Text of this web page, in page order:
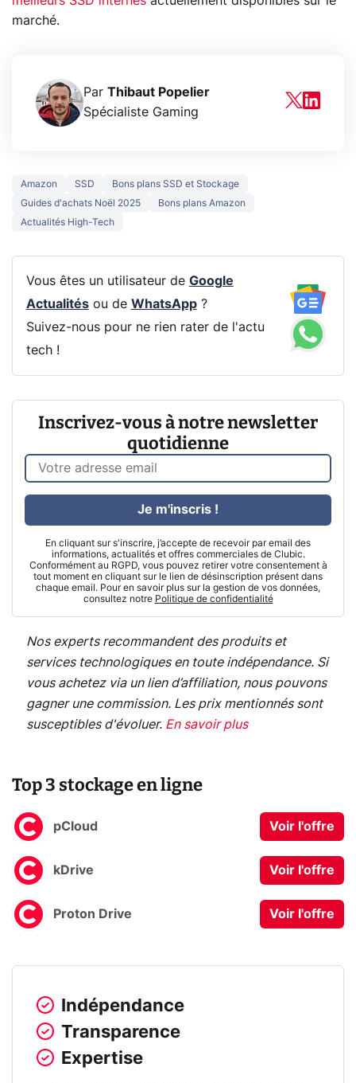
marché.
Par Thibaut Popelier
Spécialiste Gaming
Amazon SSD
Bons plans SSD et Stockage
Guides d'achats Noël 2025
Bons plans Amazon
Actualités High-Tech
Vous êtes un utilisateur de Google
Actualitésou de WhatsApp?
Suivez-nous pour ne rien rater de l'actu
tech !
Inscrivez-vous à notre newsletter
quotidienne
En cliquant sur s'inscrire, j’accepte de recevoir par email des
informations, actualités et offres commerciales de Clubic.
Conformément au RGPD, vous pouvez retirer votre consentement à
tout moment en cliquant sur le lien de désinscription présent dans
chaque email. Pour en savoir plus sur la gestion de vos données,
consultez notre Politique de confidentialité
Je m'inscris !
Nos experts recommandent des produits et
services technologiques en toute indépendance. Si
vous achetez via un lien d’affiliation, nous pouvons
gagner une commission. Les prix mentionnés sont
susceptibles d'évoluer. En savoir plus
Top 3 stockage en ligne
pCloud Voir l'offre
kDrive Voir l'offre
Proton Drive Voir l'offre
Indépendance
Transparence
Expertise